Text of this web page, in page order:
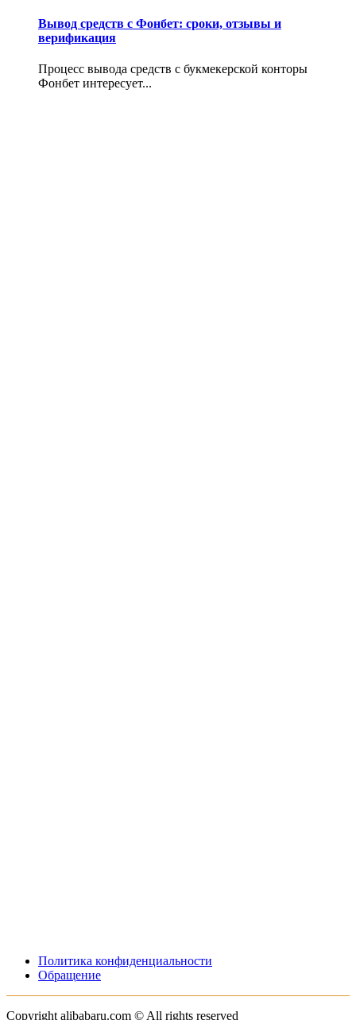
Вывод средств с Фонбет: сроки, отзывы и
верификация
Процесс вывода средств с букмекерской конторы
Фонбет интересует...
Политика конфиденциальности
Обращение
Copyright alibabaru.com © All rights reserved